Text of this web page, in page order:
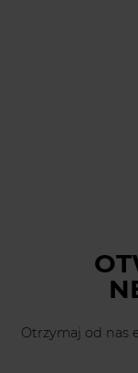
Otrzymaj od nas